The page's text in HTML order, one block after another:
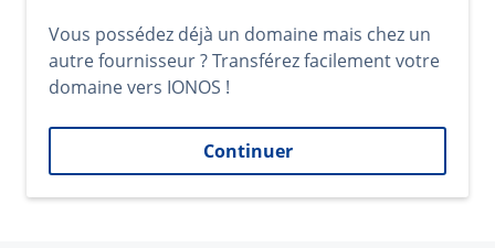
Vous possédez déjà un domaine mais chez un
autre fournisseur ? Transférez facilement votre
domaine vers IONOS !
Continuer